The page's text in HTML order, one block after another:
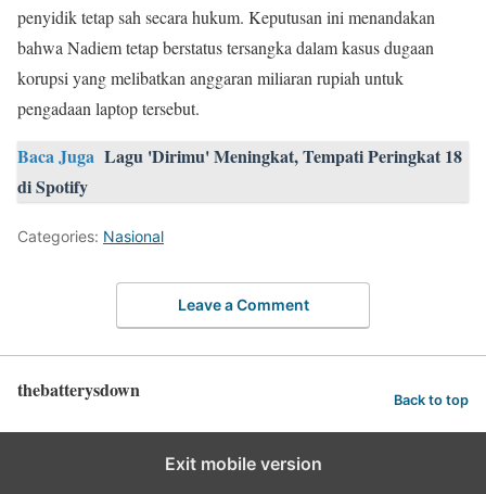
penyidik tetap sah secara hukum. Keputusan ini menandakan
bahwa Nadiem tetap berstatus tersangka dalam kasus dugaan
korupsi yang melibatkan anggaran miliaran rupiah untuk
pengadaan laptop tersebut.
Baca Juga Lagu 'Dirimu' Meningkat, Tempati Peringkat 18
di Spotify
Categories: Nasional
Leave a Comment
thebatterysdown Back to top
Exit mobile version